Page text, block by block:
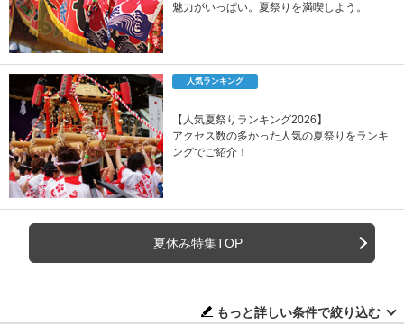
魅力がいっぱい。夏祭りを満喫しよう。
人気ランキング
【人気夏祭りランキング2026】
アクセス数の多かった人気の夏祭りをランキ
ングでご紹介！
夏休み特集TOP
もっと詳しい条件で絞り込む